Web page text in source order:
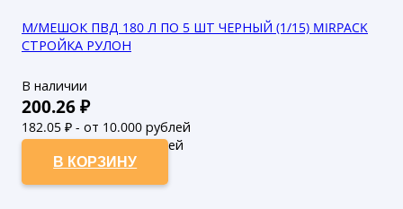
М/МЕШОК ПВД 180 Л ПО 5 ШТ ЧЕРНЫЙ (1/15) MIRPACK
СТРОЙКА РУЛОН
В наличии
200.26₽
182.05 ₽ - от 10.000 рублей
165.5₽ - от 50.000 рублей
В КОРЗИНУ